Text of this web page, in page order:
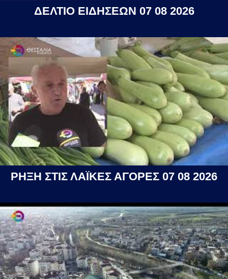
ΔΕΛΤΙΟ ΕΙΔΗΣΕΩΝ 07 08 2026
ΡΗΞΗ ΣΤΙΣ ΛΑΪΚΕΣ ΑΓΟΡΕΣ 07 08 2026